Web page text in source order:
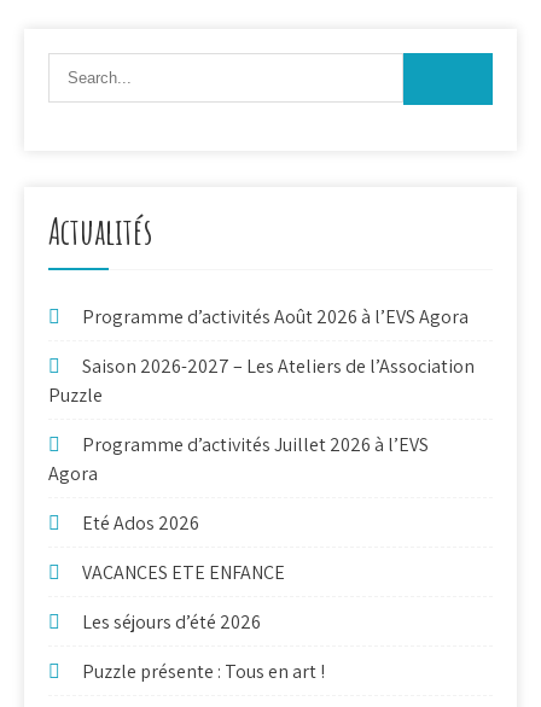
Actualités
Programme d’activités Août 2026 à l’EVS Agora
Saison 2026-2027 – Les Ateliers de l’Association
Puzzle
Programme d’activités Juillet 2026 à l’EVS
Agora
Eté Ados 2026
VACANCES ETE ENFANCE
Les séjours d’été 2026
Puzzle présente : Tous en art !